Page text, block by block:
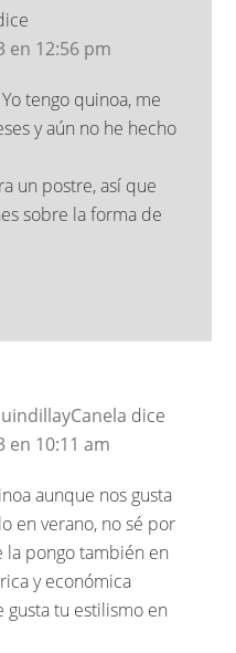
en 12:56 pm
tengo quinoa, me
y aún no he hecho
un postre, así que
sobre la forma de
dice
en 10:11 am
aunque nos gusta
en verano, no sé por
pongo también en
y económica
tu estilismo en